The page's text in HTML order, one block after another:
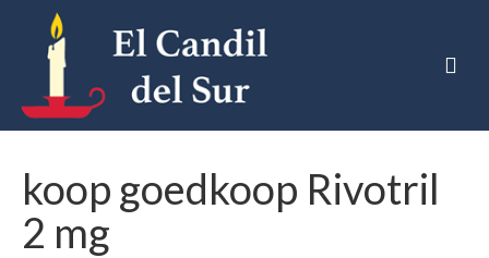
koop goedkoop Rivotril
2 mg